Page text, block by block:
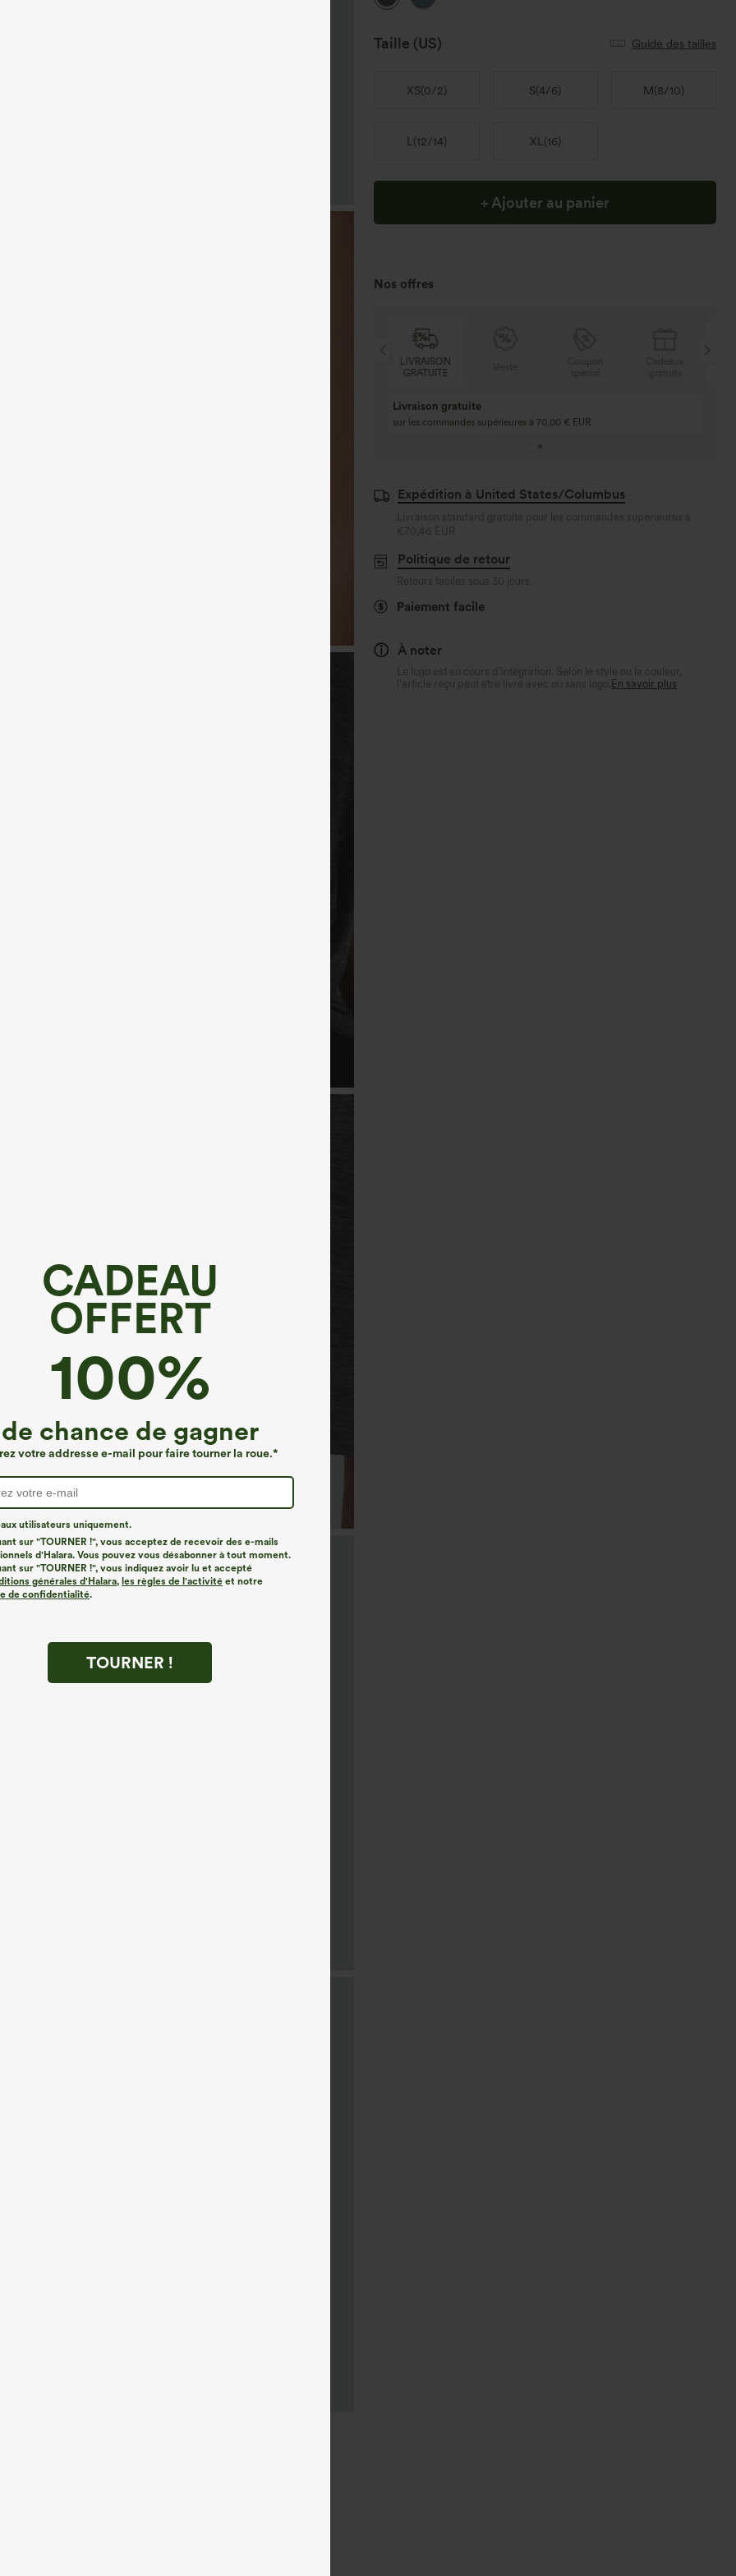
CADEAU
OFFERT
100%
de chance de gagner
votre addresse e-mail pour faire tourner la roue.*
utilisateurs uniquement.
sur "TOURNER !", vous acceptez de recevoir des e-mails
d'Halara. Vous pouvez vous désabonner à tout moment.
sur "TOURNER !", vous indiquez avoir lu et accepté
générales d'Halara, les règles de l'activité et notre
de confidentialité.
TOURNER !
Taille (US) Guide des tailles
XS(0/2) S(4/6) M(8/10)
L (12/14) XL (16)
+ Ajouter au panier
Nos offres
LIVRAISON
GRATUITE
Livraison gratuite
sur les commandes supérieures à 70,00 € EUR
Expédition à United States/Columbus
Livraison standard gratuite pour les commandes supérieures à
€70,46 EUR
Politique de retour
Retours faciles sous 30 jours
Paiement facile
À noter
Le logo est en cours d’intégration. Selon le style ou la couleur,
l’article reçu peut être livré avec ou sans logo. En savoir plus